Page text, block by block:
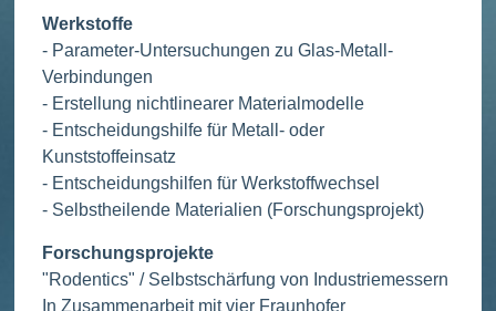
Werkstoffe
- Parameter-Untersuchungen zu Glas-Metall-
Verbindungen
- Erstellung nichtlinearer Materialmodelle
- Entscheidungshilfe für Metall- oder
Kunststoffeinsatz
- Entscheidungshilfen für Werkstoffwechsel
- Selbstheilende Materialien (Forschungsprojekt)
Forschungsprojekte
"Rodentics" / Selbstschärfung von Industriemessern
In Zusammenarbeit mit vier Fraunhofer